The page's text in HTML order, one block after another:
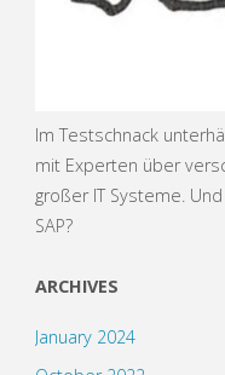
Im Testschnack
mit Experten über
großer IT Systeme.
SAP?
ARCHIVES
January 2024